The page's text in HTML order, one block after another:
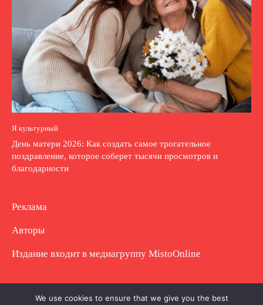
Я культурный
День матери 2026: Как создать самое трогательное
поздравление, которое соберет тысячи просмотров и
благодарности
Реклама
Авторы
Издание входит в медиагруппу MistoOnline
Copyright © Полное использование материала
We use cookies to ensure that we give you the best